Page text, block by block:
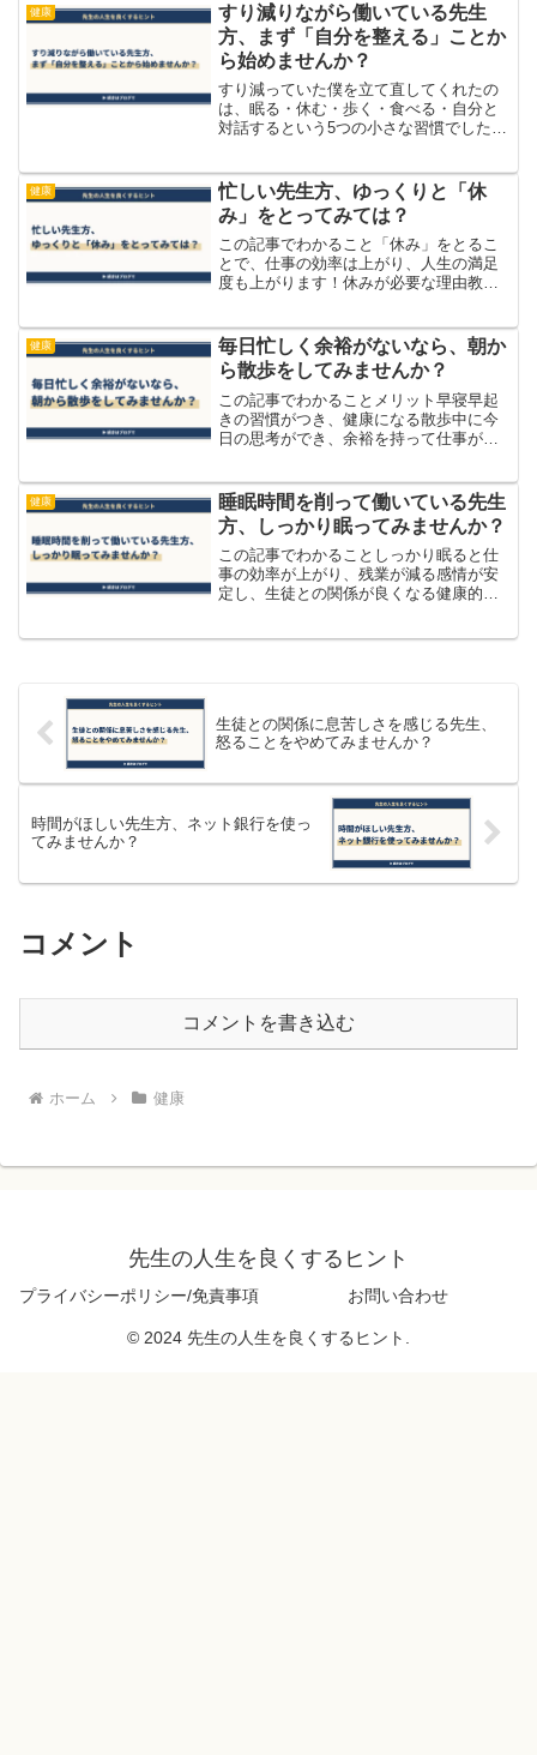
健康
すり減りながら働いている先生
方、まず「自分を整える」ことか
ら始めませんか？
すり減っていた僕を立て直してくれたの
は、眠る・休む・歩く・食べる・自分と
対話するという5つの小さな習慣でした。
んか？
健康
忙しい先生方、ゆっくりと「休
み」をとってみては？
この記事でわかること「休み」をとるこ
とで、仕事の効率は上がり、人生の満足
度も上がります！休みが必要な理由教員
る人もいますし、仕事の処理が追いつか
ない人など原因は色々ある...
健康
毎日忙しく余裕がないなら、朝か
ら散歩をしてみませんか？
この記事でわかることメリット早寝早起
きの習慣がつき、健康になる散歩中に今
日の思考ができ、余裕を持って仕事がで
先生たち 学校の先生方は忙しい。教材
研究や生徒指導、学級経営...
健康
睡眠時間を削って働いている先生
方、しっかり眠ってみませんか？
この記事でわかることしっかり眠ると仕
事の効率が上がり、残業が減る感情が安
定し、生徒との関係が良くなる健康的に
生徒との関係に息苦しさを感じる先生、
怒ることをやめてみませんか？
時間がほしい先生方、ネット銀行を使っ
てみませんか？
コメント
コメントを書き込む
ホーム 健康
先生の人生を良くするヒント
プライバシーポリシー/免責事項 お問い合わせ
© 2024 先生の人生を良くするヒント.